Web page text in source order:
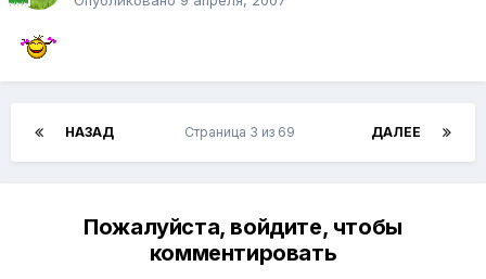
НАЗАД ДАЛЕЕ
Страница 3 из 69
Пожалуйста, войдите, чтобы
комментировать